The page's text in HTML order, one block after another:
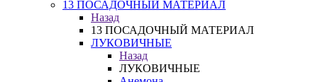
13 ПОСАДОЧНЫЙ МАТЕРИАЛ
Назад
13 ПОСАДОЧНЫЙ МАТЕРИАЛ
ЛУКОВИЧНЫЕ
Назад
ЛУКОВИЧНЫЕ